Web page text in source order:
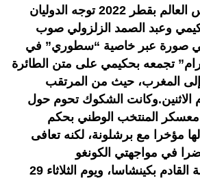
المؤهل لنهائيات كأس العالم بقطر 2022 توجه الدوليان
وعبد الصمد الزلزولي صوب
صورة عبر خاصية “سطوري” في
تجمعه بحكيمي على متن الطائرة
إلى المغرب، حيث من المرتقب
الاثنين.وكانت الشكوك تحوم حول
معسكر المنتخب الوطني بحكم
مؤخرا مع برشلونة، لكنه تعافى
في مواجهتي الكونغو
الديموقراطية الجمعة القادم بكينشاسا، ويوم الثلاثاء 29